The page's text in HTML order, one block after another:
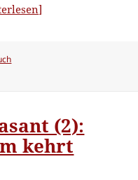
Pleasant 4 – Sabotage im
(2):
kehrt